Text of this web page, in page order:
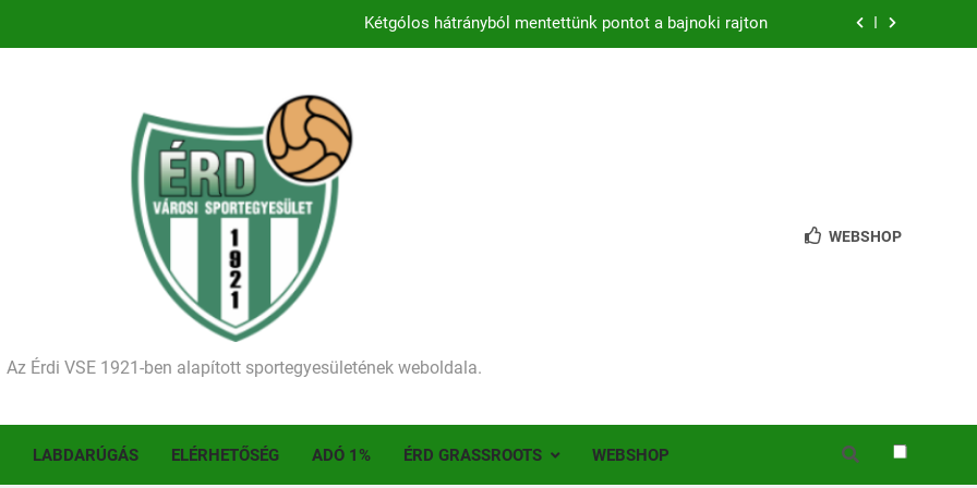
Kétgólos hátrányból mentettünk pontot a bajnoki rajton
Történelmet írt az I. Érdi Football Fesztivál – több mint 200 játékos lépett pályára Érden
Ellenfelünk visszalépése miatt játék nélkül jutottunk tovább a MOL Magyar Kupában
Kezdődik a 2026–2027-es szezon – hazai pályán rajtol az Érdi VSE!
Történelmet írt az I. Érdi Football Fesztivál – több mint 200 játékos lépett pályára Érden
Az Érdi VSE 1921-ben alapított sportegyesületének weboldala.
WEBSHOP
LABDARÚGÁS ELÉRHETŐSÉG ADÓ 1% ÉRD GRASSROOTS WEBSHOP